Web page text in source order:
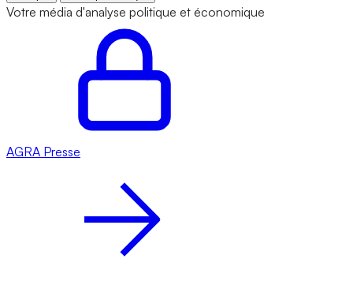
Votre média d'analyse politique et économique
AGRA Presse